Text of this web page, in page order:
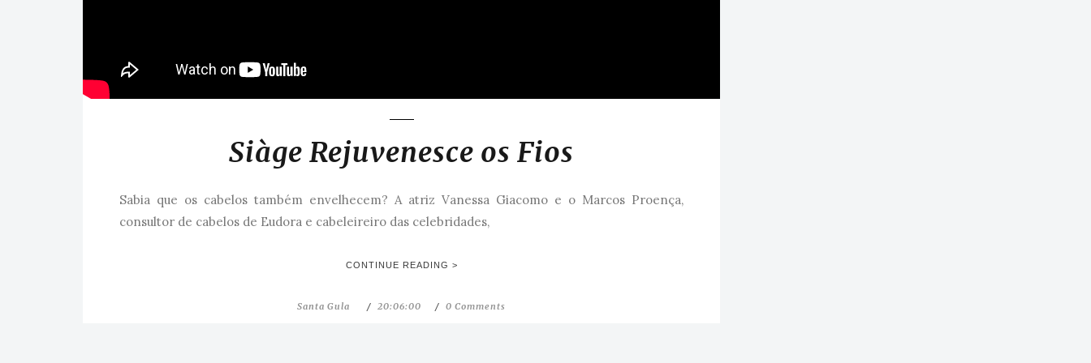
Siàge Rejuvenesce os Fios
Sabia que os cabelos também envelhecem? A atriz Vanessa Giacomo e o Marcos Proença,
consultor de cabelos de Eudora e cabeleireiro das celebridades,
CONTINUE READING >
Santa Gula 20:06:00 0 Comments